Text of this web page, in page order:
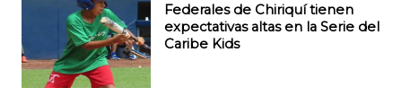
Federales de Chiriquí tienen
expectativas altas en la Serie del
Caribe Kids